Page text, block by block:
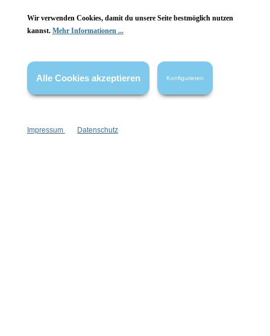
* Alle Preise inkl. gesetzl. Mehrwertsteuer zzgl.
Wir verwenden Cookies, damit du unsere Seite bestmöglich nutzen
kannst. Mehr Informationen ...
Alle Cookies akzeptieren Konfigurieren
Impressum Datenschutz